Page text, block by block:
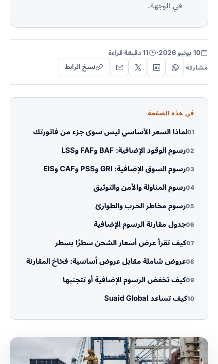
في الوجهة.
10 يونيو 2026 · 11 دقيقة قراءة
مشاركة نسخ الرابط
في هذه الصفحة
01لماذا السعر الأساسي ليس سوى جزء من فاتورتك
02رسوم الوقود الإضافية: BAF وFAF وLSS
03رسوم السوق الإضافية: GRI وPSS وCAF وEIS
04رسوم المناولة والأمن والتوثيق
05رسوم مخاطر الحرب والطوارئ
06جدول مقارنة الرسوم الإضافية
07كيف تقرأ عرض أسعار الشحن سطرًا بسطر
08عروض شاملة مقابل عروض أساسية: فخاخ المقارنة
09كيف تخفض الرسوم الإضافية أو تتجنبها
10كيف تساعد Suaid Global